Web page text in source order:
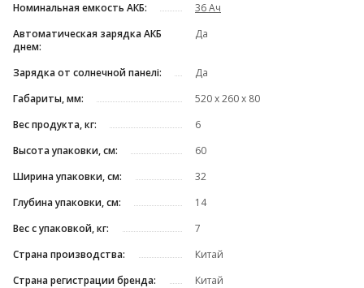
Номинальная емкость АКБ:
36 Ач
Автоматическая зарядка АКБ
днем:
Да
Зарядка от солнечной панелі:
Да
Габариты, мм:
520 х 260 х 80
Вес продукта, кг:
6
Высота упаковки, см:
60
Ширина упаковки, см:
32
Глубина упаковки, см:
14
Вес с упаковкой, кг:
7
Страна производства:
Китай
Страна регистрации бренда:
Китай